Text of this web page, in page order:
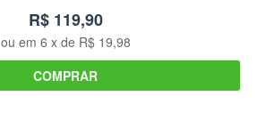
R$ 119,90
ou em 6 x de R$ 19,98
COMPRAR